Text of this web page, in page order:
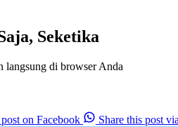
Seketika
langsung di browser Anda
on Facebook Share this post